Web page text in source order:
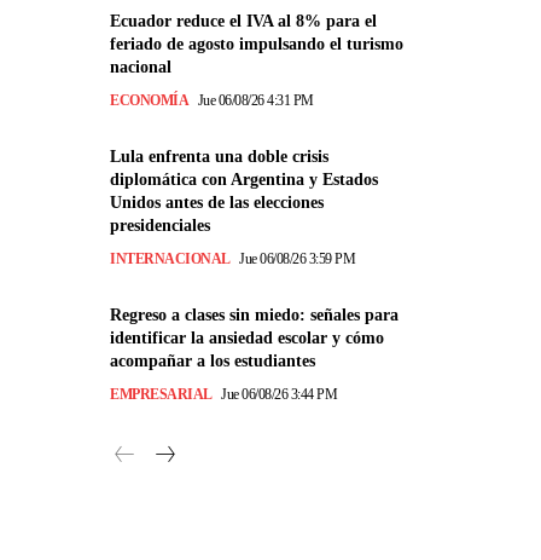
Ecuador reduce el IVA al 8% para el
feriado de agosto impulsando el turismo
nacional
ECONOMÍA Jue 06/08/26 4:31 PM
Lula enfrenta una doble crisis
diplomática con Argentina y Estados
Unidos antes de las elecciones
presidenciales
INTERNACIONAL Jue 06/08/26 3:59 PM
Regreso a clases sin miedo: señales para
identificar la ansiedad escolar y cómo
acompañar a los estudiantes
EMPRESARIAL Jue 06/08/26 3:44 PM